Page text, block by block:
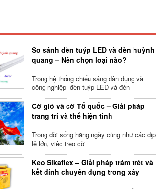
So sánh đèn tuýp LED và đèn huỳnh
quang – Nên chọn loại nào?
Trong hệ thống chiếu sáng dân dụng và
công nghiệp, đèn tuýp LED và đèn
Cờ gió và cờ Tổ quốc – Giải pháp
trang trí và thể hiện tinh
Trong đời sống hằng ngày cũng như các dịp
lễ lớn, việc treo cờ
Keo Sikaflex – Giải pháp trám trét và
kết dính chuyên dụng trong xây